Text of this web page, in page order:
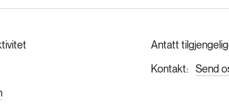
Antatt
Kontakt
Send